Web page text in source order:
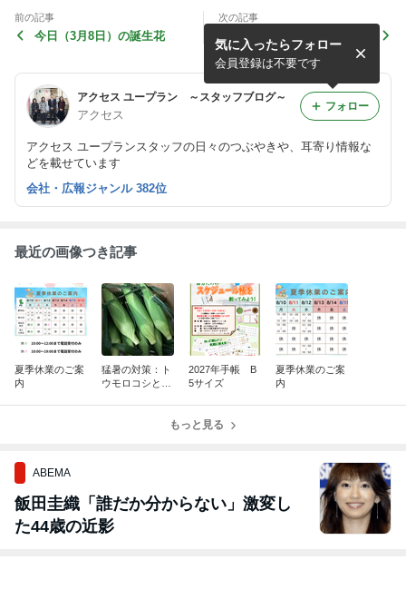
前の記事
今日（3月8日）の誕生花
次の記事
春の♪キャンペーン はじま
ります！
アクセス ユープラン ～スタッフブログ～
アクセス
アクセス ユープランスタッフの日々のつぶやきや、耳寄り情報な
どを載せています
気に入ったらフォロー
会員登録は不要です
フォロー
会社・広報ジャンル 382位
最近の画像つき記事
夏季休業のご案
内
猛暑の対策：ト
ウモロコシと小
2027年手帳 B
5サイズ
夏季休業のご案
内
もっと見る
ABEMA
飯田圭織「誰だか分からない」激変し
た44歳の近影